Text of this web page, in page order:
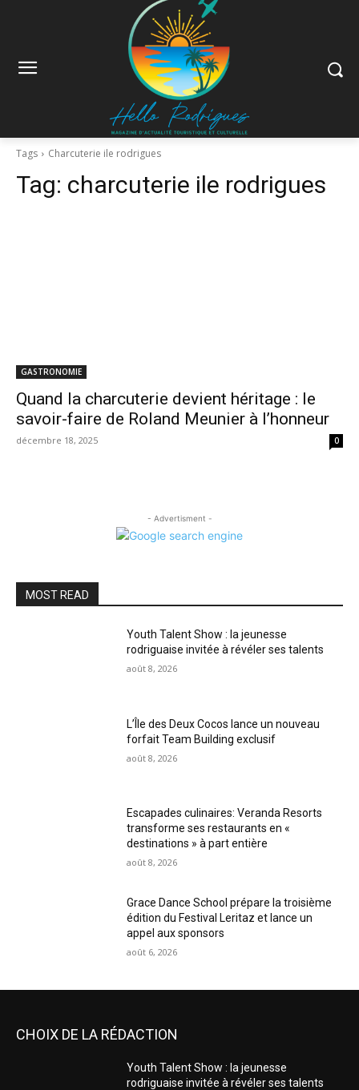
Tags Charcuterie ile rodrigues
Tag: charcuterie ile rodrigues
GASTRONOMIE
Quand la charcuterie devient héritage : le
savoir-faire de Roland Meunier à l’honneur
décembre 18, 2025 0
- Advertisment -
MOST READ
Youth Talent Show : la jeunesse
rodriguaise invitée à révéler ses talents
août 8, 2026
L’Île des Deux Cocos lance un nouveau
forfait Team Building exclusif
août 8, 2026
Escapades culinaires: Veranda Resorts
transforme ses restaurants en «
destinations » à part entière
août 8, 2026
Grace Dance School prépare la troisième
édition du Festival Leritaz et lance un
appel aux sponsors
août 6, 2026
CHOIX DE LA RÉDACTION
Youth Talent Show : la jeunesse
rodriguaise invitée à révéler ses talents